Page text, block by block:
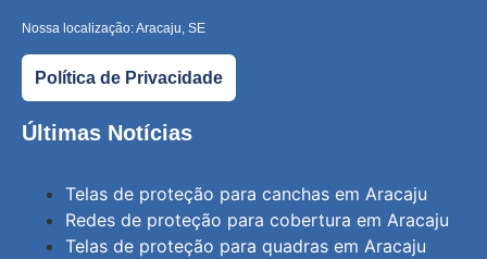
Nossa localização: Aracaju, SE
Política de Privacidade
Últimas Notícias
Telas de proteção para canchas em Aracaju
Redes de proteção para cobertura em Aracaju
Telas de proteção para quadras em Aracaju